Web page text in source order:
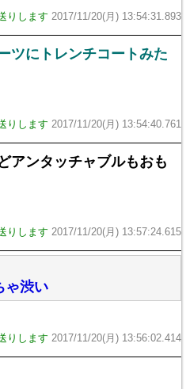
りします 2017/11/20(月) 13:54:31.893
ツにトレンチコートみた
りします 2017/11/20(月) 13:54:40.761
アンタッチャブルもおも
りします 2017/11/20(月) 13:57:24.615
ゃ渋い
りします 2017/11/20(月) 13:56:02.414